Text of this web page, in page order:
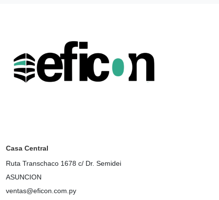
Casa Central
Ruta Transchaco 1678 c/ Dr. Semidei
ASUNCION
ventas@eficon.com.py